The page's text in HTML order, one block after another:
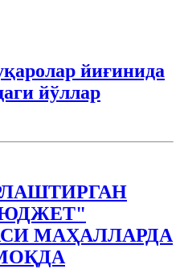
йиғинида
йўллар
МАҲАЛЛАРДА